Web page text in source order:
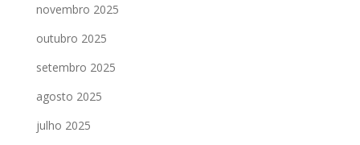
novembro 2025
outubro 2025
setembro 2025
agosto 2025
julho 2025